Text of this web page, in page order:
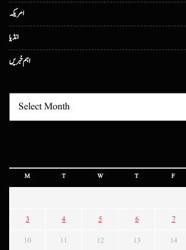
امریکہ
انڈیا
اہم خبریں
M T W T F
3 4 5 6 7
10 11 12 13 14